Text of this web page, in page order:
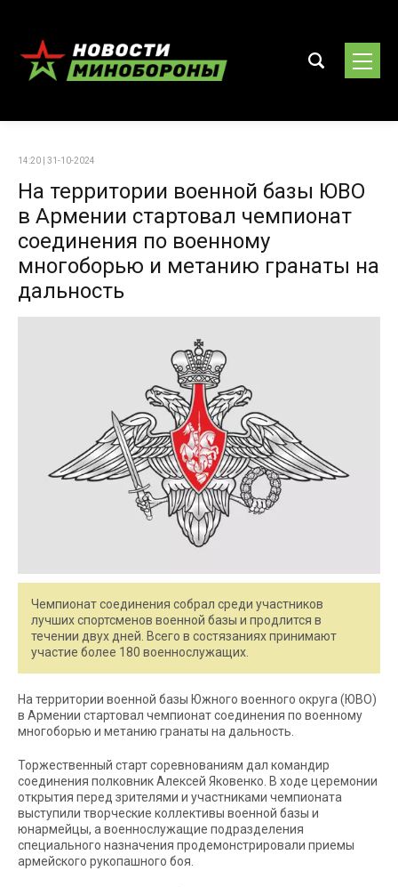
14:20 | 31-10-2024
На территории военной базы ЮВО
в Армении стартовал чемпионат
соединения по военному
многоборью и метанию гранаты на
дальность
Чемпионат соединения собрал среди участников
лучших спортсменов военной базы и продлится в
течении двух дней. Всего в состязаниях принимают
участие более 180 военнослужащих.
На территории военной базы Южного военного округа (ЮВО)
в Армении стартовал чемпионат соединения по военному
многоборью и метанию гранаты на дальность.
Торжественный старт соревнованиям дал командир
соединения полковник Алексей Яковенко. В ходе церемонии
открытия перед зрителями и участниками чемпионата
выступили творческие коллективы военной базы и
юнармейцы, а военнослужащие подразделения
специального назначения продемонстрировали приемы
армейского рукопашного боя.